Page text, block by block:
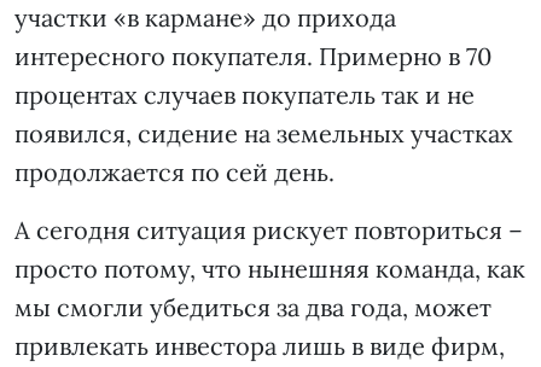
участки «в кармане» до прихода
интересного покупателя. Примерно в 70
процентах случаев покупатель так и не
появился, сидение на земельных участках
продолжается по сей день.
А сегодня ситуация рискует повториться –
просто потому, что нынешняя команда, как
мы смогли убедиться за два года, может
привлекать инвестора лишь в виде фирм,